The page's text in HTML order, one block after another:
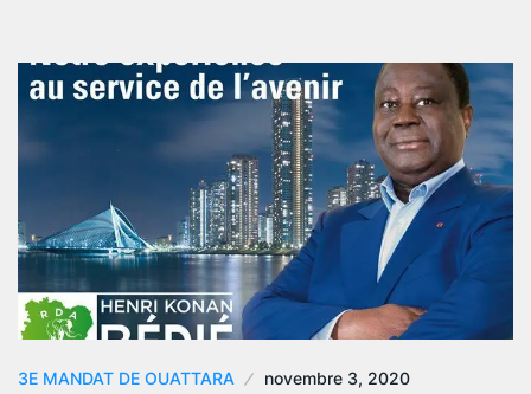
3E MANDAT DE OUATTARA novembre 3, 2020